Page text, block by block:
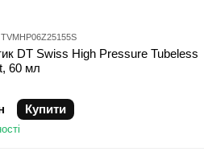
DT Swiss High Pressure Tubeless
60 мл
Купити